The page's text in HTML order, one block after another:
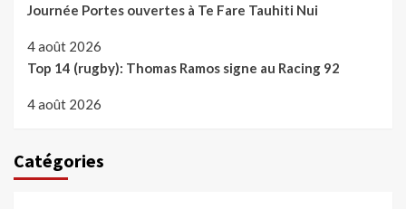
Journée Portes ouvertes à Te Fare Tauhiti Nui
4 août 2026
Top 14 (rugby): Thomas Ramos signe au Racing 92
4 août 2026
Catégories